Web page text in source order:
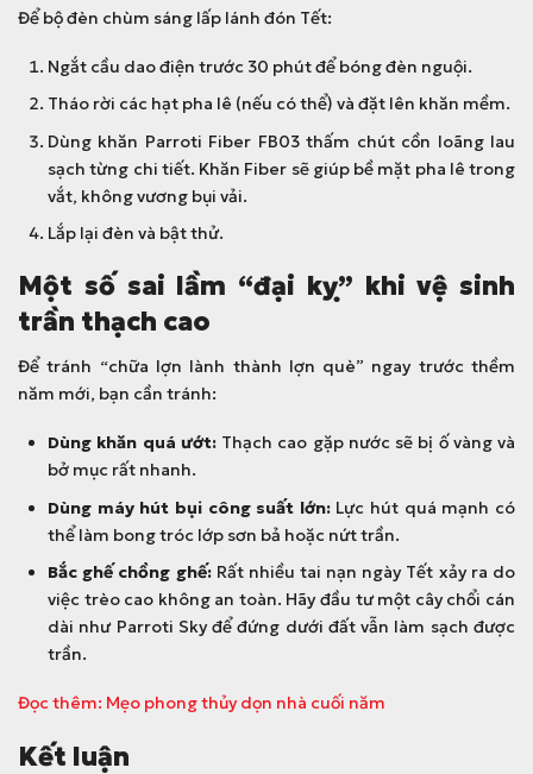
Để bộ đèn chùm sáng lấp lánh đón Tết:
Ngắt cầu dao điện trước 30 phút để bóng đèn nguội.
Tháo rời các hạt pha lê (nếu có thể) và đặt lên khăn mềm.
Dùng khăn Parroti Fiber FB03 thấm chút cồn loãng lau
sạch từng chi tiết. Khăn Fiber sẽ giúp bề mặt pha lê trong
vắt, không vương bụi vải.
Lắp lại đèn và bật thử.
Một số sai lầm “đại kỵ” khi vệ sinh
trần thạch cao
Để tránh “chữa lợn lành thành lợn què” ngay trước thềm
năm mới, bạn cần tránh:
Dùng khăn quá ướt:Thạch cao gặp nước sẽ bị ố vàng và
bở mục rất nhanh.
Dùng máy hút bụi công suất lớn:Lực hút quá mạnh có
thể làm bong tróc lớp sơn bả hoặc nứt trần.
Bắc ghế chồng ghế:Rất nhiều tai nạn ngày Tết xảy ra do
việc trèo cao không an toàn. Hãy đầu tư một cây chổi cán
dài như Parroti Sky để đứng dưới đất vẫn làm sạch được
trần.
Đọc thêm: Mẹo phong thủy dọn nhà cuối năm
Kết luận